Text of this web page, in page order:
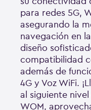
para redes 5G,
asegurando la
navegación en
diseño
compatibilidad
además de
4G y Voz WiFi.
al siguiente nivel
WOM,